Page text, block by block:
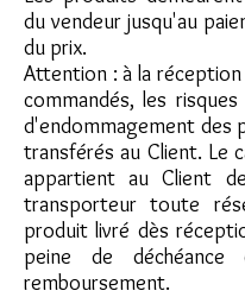
du vendeur jusqu'au
du prix.
Attention : à la
commandés, les
d'endommagement des
transférés au Client. Le
appartient au Client
transporteur toute
produit livré dès
peine de
remboursement.